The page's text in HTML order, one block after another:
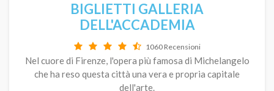
BIGLIETTI GALLERIA
DELL'ACCADEMIA
1060 Recensioni
Nel cuore di Firenze, l'opera più famosa di Michelangelo
che ha reso questa città una vera e propria capitale
dell'arte.